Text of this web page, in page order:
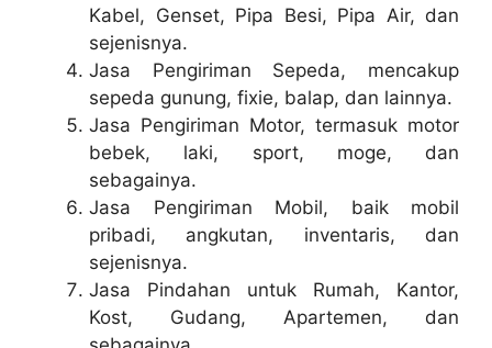
Kabel, Genset, Pipa Besi, Pipa Air, dan
sejenisnya.
Jasa Pengiriman Sepeda, mencakup
sepeda gunung, fixie, balap, dan lainnya.
Jasa Pengiriman Motor, termasuk motor
bebek, laki, sport, moge, dan
sebagainya.
Jasa Pengiriman Mobil, baik mobil
pribadi, angkutan, inventaris, dan
sejenisnya.
Jasa Pindahan untuk Rumah, Kantor,
Kost, Gudang, Apartemen, dan